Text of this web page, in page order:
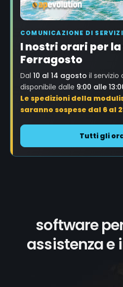
COMUNICAZIONE DI
I nostri orari per
Ferragosto
Dal 10 al 14 agosto il servizio
disponibile dalle 9:00 alle
Le spedizioni della
saranno sospese dal 6 al
Tutti gli
software
assistenza e